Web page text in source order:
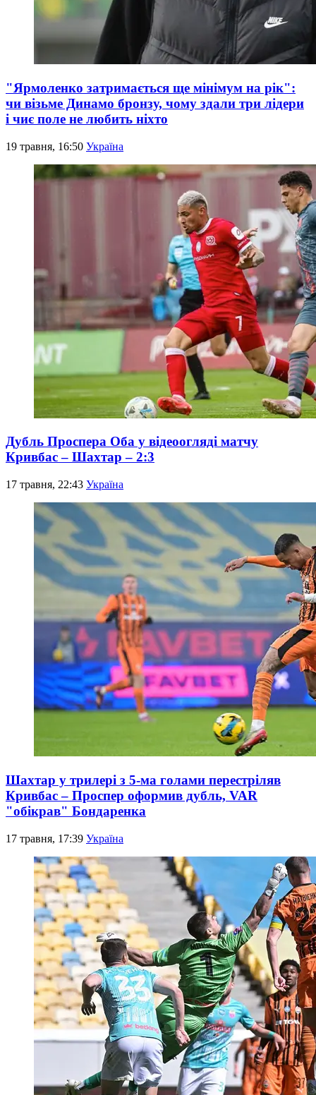
"Ярмоленко затримається ще мінімум на рік":
чи візьме Динамо бронзу, чому здали три лідери
і чиє поле не любить ніхто
19 травня, 16:50 Україна
Дубль Проспера Оба у відеоогляді матчу
Кривбас – Шахтар – 2:3
17 травня, 22:43 Україна
Шахтар у трилері з 5-ма голами перестріляв
Кривбас – Проспер оформив дубль, VAR
"обікрав" Бондаренка
17 травня, 17:39 Україна